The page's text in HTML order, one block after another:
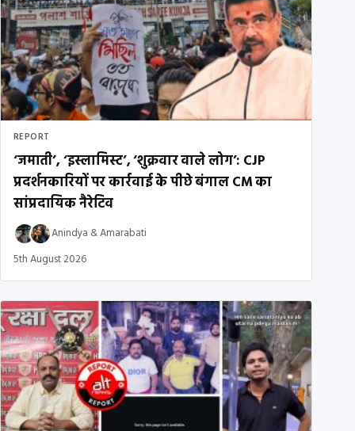
REPORT
‘जमाती’, ‘इस्लामिस्ट’, ‘शुक्रवार वाले लोग’: CJP
प्रदर्शनकारियों पर कार्रवाई के पीछे बंगाल CM का
सांप्रदायिक नैरेटिव
Anindya &Amarabati
5th August 2026